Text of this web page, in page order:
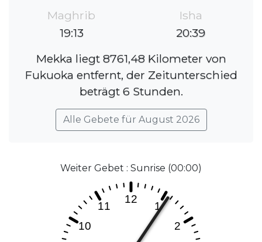
Maghrib
19:13
Isha
20:39
Mekka liegt 8761,48 Kilometer von
Fukuoka entfernt, der Zeitunterschied
beträgt 6 Stunden.
Alle Gebete für August 2026
Weiter Gebet : Sunrise (00:00)